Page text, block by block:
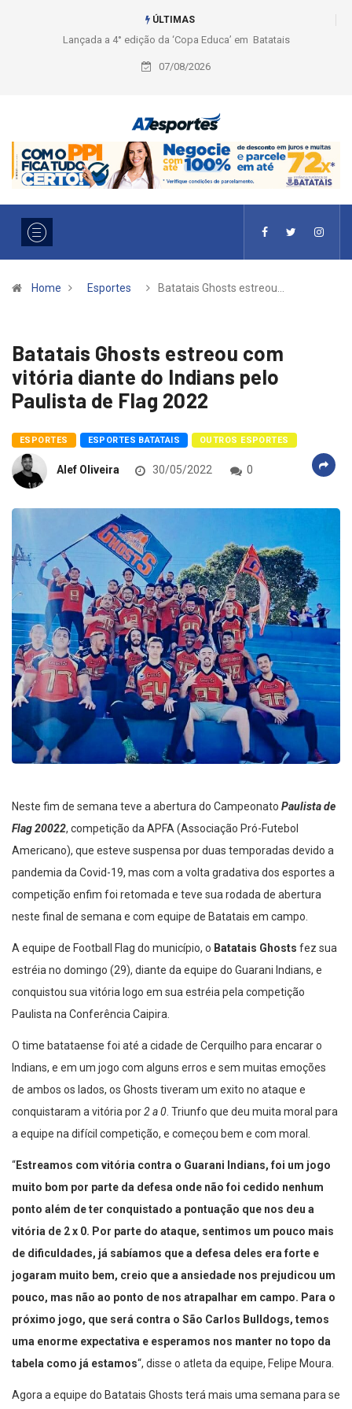
ÚLTIMAS
Liga 2026: Equipes rompem com a LABE na Série Ouro e entidade define
a 2° fase, times e formato
07/08/2026
Home Esportes Batatais Ghosts estreou…
Batatais Ghosts estreou com
vitória diante do Indians pelo
Paulista de Flag 2022
ESPORTES ESPORTES BATATAIS OUTROS ESPORTES
Alef Oliveira 30/05/2022 0
Neste fim de semana teve a abertura do Campeonato Paulista de
Flag 20022, competição da APFA (Associação Pró-Futebol
Americano), que esteve suspensa por duas temporadas devido a
pandemia da Covid-19, mas com a volta gradativa dos esportes a
competição enfim foi retomada e teve sua rodada de abertura
neste final de semana e com equipe de Batatais em campo.
A equipe de Football Flag do município, o Batatais Ghosts fez sua
estréia no domingo (29), diante da equipe do Guarani Indians, e
conquistou sua vitória logo em sua estréia pela competição
Paulista na Conferência Caipira.
O time batataense foi até a cidade de Cerquilho para encarar o
Indians, e em um jogo com alguns erros e sem muitas emoções
de ambos os lados, os Ghosts tiveram um exito no ataque e
conquistaram a vitória por 2 a 0. Triunfo que deu muita moral para
a equipe na difícil competição, e começou bem e com moral.
Estreamos com vitória contra o Guarani Indians, foi um jogo
muito bom por parte da defesa onde não foi cedido nenhum
ponto além de ter conquistado a pontuação que nos deu a
vitória de 2 x 0. Por parte do ataque, sentimos um pouco mais
de dificuldades, já sabíamos que a defesa deles era forte e
jogaram muito bem, creio que a ansiedade nos prejudicou um
pouco, mas não ao ponto de nos atrapalhar em campo. Para o
próximo jogo, que será contra o São Carlos Bulldogs, temos
uma enorme expectativa e esperamos nos manter no topo da
tabela como já estamos “, disse o atleta da equipe, Felipe Moura.
Agora a equipe do Batatais Ghosts terá mais uma semana para se